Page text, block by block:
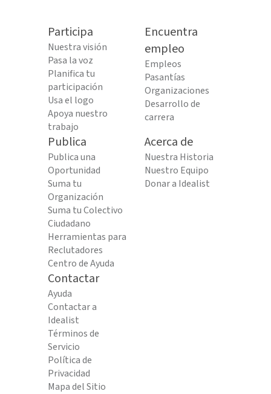
Participa
Nuestra visión
Pasa la voz
Planifica tu
participación
Usa el logo
Apoya nuestro
trabajo
Encuentra
empleo
Empleos
Pasantías
Organizaciones
Desarrollo de
carrera
Publica
Publica una
Oportunidad
Suma tu
Organización
Suma tu Colectivo
Ciudadano
Herramientas para
Reclutadores
Centro de Ayuda
Acerca de
Nuestra Historia
Nuestro Equipo
Donar a Idealist
Contactar
Ayuda
Contactar a
Idealist
Términos de
Servicio
Política de
Privacidad
Mapa del Sitio